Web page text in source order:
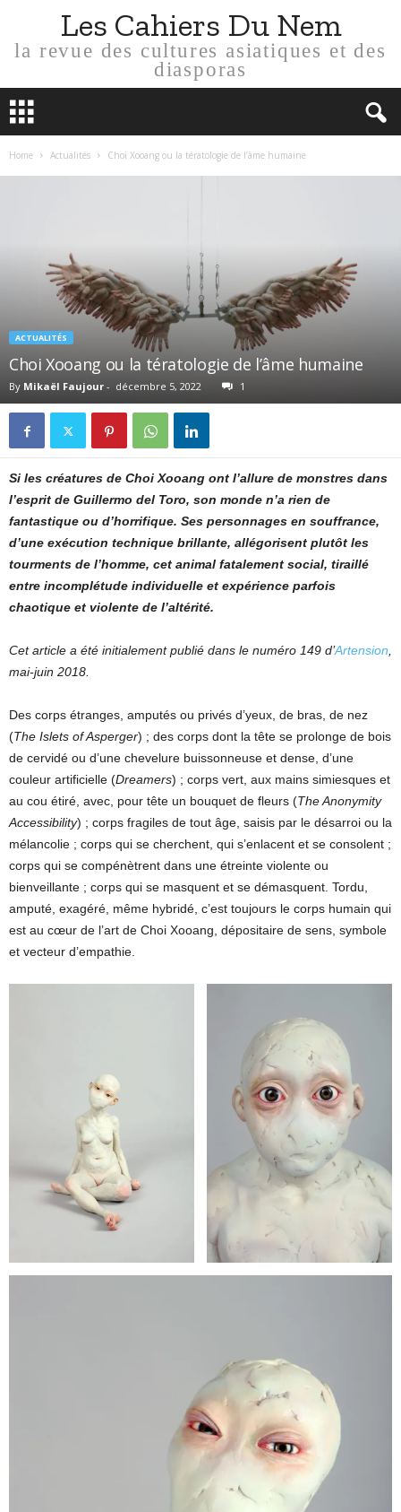
Les Cahiers Du Nem
la revue des cultures asiatiques et des
diasporas
Home Actualités Choi Xooang ou la tératologie de l’âme humaine
ACTUALITÉS
Choi Xooang ou la tératologie de l’âme humaine
By Mikaël Faujour - décembre 5, 2022 1
Si les créatures de Choi Xooang ont l’allure de monstres dans
l’esprit de Guillermo del Toro, son monde n’a rien de
fantastique ou d’horrifique. Ses personnages en souffrance,
d’une exécution technique brillante, allégorisent plutôt les
tourments de l’homme, cet animal fatalement social, tiraillé
entre incomplétude individuelle et expérience parfois
chaotique et violente de l’altérité.
Cet article a été initialement publié dans le numéro 149 d’Artension,
mai-juin 2018.
Des corps étranges, amputés ou privés d’yeux, de bras, de nez
(The Islets of Asperger) ; des corps dont la tête se prolonge de bois
de cervidé ou d’une chevelure buissonneuse et dense, d’une
couleur artificielle (Dreamers) ; corps vert, aux mains simiesques et
au cou étiré, avec, pour tête un bouquet de fleurs (The Anonymity
Accessibility) ; corps fragiles de tout âge, saisis par le désarroi ou la
mélancolie ; corps qui se cherchent, qui s’enlacent et se consolent ;
corps qui se compénètrent dans une étreinte violente ou
bienveillante ; corps qui se masquent et se démasquent. Tordu,
amputé, exagéré, même hybridé, c’est toujours le corps humain qui
est au cœur de l’art de Choi Xooang, dépositaire de sens, symbole
et vecteur d’empathie.